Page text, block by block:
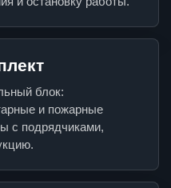
блок:
и пожарные
с подрядчиками,